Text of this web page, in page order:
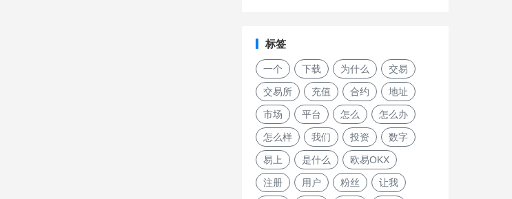
标签
一个 下载 为什么 交易
交易所 充值 合约 地址
市场 平台 怎么 怎么办
怎么样 我们 投资 数字
易上 是什么 欧易OKX
注册 用户 粉丝 让我